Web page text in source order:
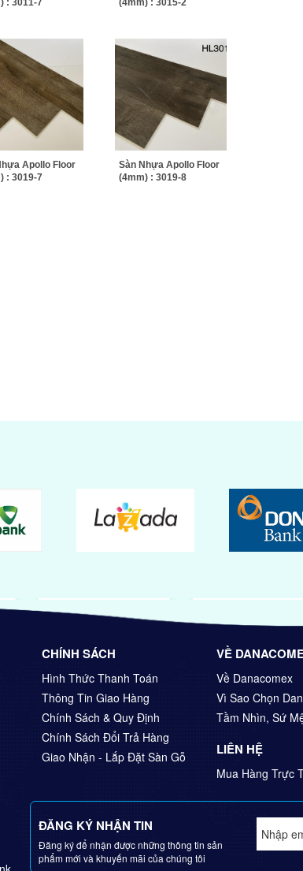
Apollo Floor
: 3019-7
Sàn Nhựa Apollo Floor
(4mm) : 3019-8
CHÍNH SÁCH
Hình Thức Thanh Toán
Thông Tin Giao Hàng
Chính Sách & Quy Định
Chính Sách Đổi Trả Hàng
Giao Nhận - Lắp Đặt Sàn Gỗ
VỀ
Về Danacomex
Vì Sao Chọn
Tầm Nhìn, Sứ
LIÊN HỆ
Mua Hàng Trực
ĐĂNG KÝ NHẬN TIN
Đăng ký để nhận được những thông tin sản
phẩm mới và khuyến mãi của chúng tôi